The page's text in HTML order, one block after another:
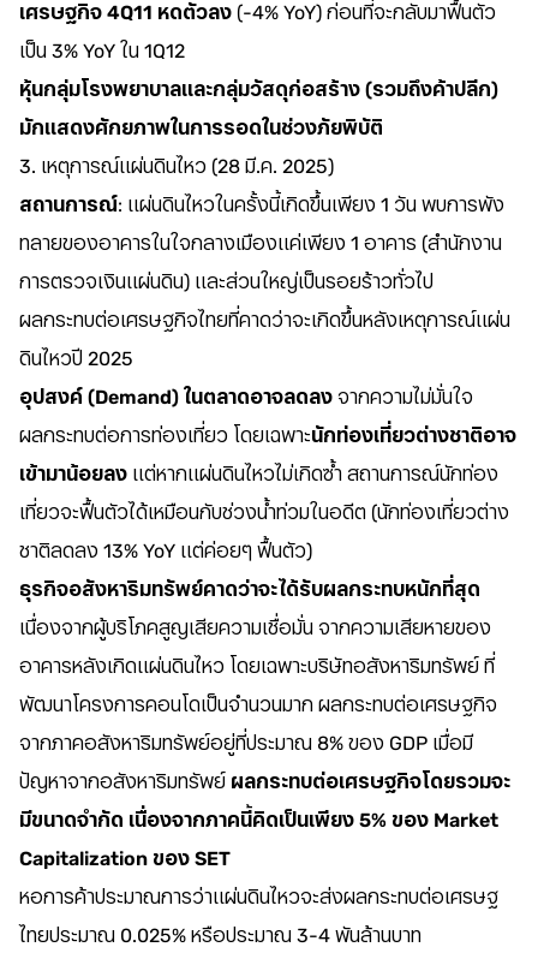
เศรษฐกิจ 4Q11 หดตัวลง (-4% YoY) ก่อนที่จะกลับมาฟื้นตัว
เป็น 3% YoY ใน 1Q12
หุ้นกลุ่มโรงพยาบาลและกลุ่มวัสดุก่อสร้าง (รวมถึงค้าปลีก)
มักแสดงศักยภาพในการรอดในช่วงภัยพิบัติ
3. เหตุการณ์แผ่นดินไหว (28 มี.ค. 2025)
สถานการณ์: แผ่นดินไหวในครั้งนี้เกิดขึ้นเพียง 1 วัน พบการพัง
ทลายของอาคารในใจกลางเมืองแค่เพียง 1 อาคาร (สำนักงาน
การตรวจเงินแผ่นดิน) และส่วนใหญ่เป็นรอยร้าวทั่วไป
ผลกระทบต่อเศรษฐกิจไทยที่คาดว่าจะเกิดขึ้นหลังเหตุการณ์แผ่น
ดินไหวปี 2025
อุปสงค์ (Demand) ในตลาดอาจลดลง จากความไม่มั่นใจ
ผลกระทบต่อการท่องเที่ยว โดยเฉพาะนักท่องเที่ยวต่างชาติอาจ
เข้ามาน้อยลง แต่หากแผ่นดินไหวไม่เกิดซ้ำ สถานการณ์นักท่อง
เที่ยวจะฟื้นตัวได้เหมือนกับช่วงน้ำท่วมในอดีต (นักท่องเที่ยวต่าง
ชาติลดลง 13% YoY แต่ค่อยๆ ฟื้นตัว)
ธุรกิจอสังหาริมทรัพย์คาดว่าจะได้รับผลกระทบหนักที่สุด
เนื่องจากผู้บริโภคสูญเสียความเชื่อมั่น จากความเสียหายของ
อาคารหลังเกิดแผ่นดินไหว โดยเฉพาะบริษัทอสังหาริมทรัพย์ ที่
พัฒนาโครงการคอนโดเป็นจำนวนมาก ผลกระทบต่อเศรษฐกิจ
จากภาคอสังหาริมทรัพย์อยู่ที่ประมาณ 8% ของ GDP เมื่อมี
ปัญหาจากอสังหาริมทรัพย์ ผลกระทบต่อเศรษฐกิจโดยรวมจะ
มีขนาดจำกัด เนื่องจากภาคนี้คิดเป็นเพียง 5% ของ Market
Capitalization ของ SET
หอการค้าประมาณการว่าแผ่นดินไหวจะส่งผลกระทบต่อเศรษฐ
ไทยประมาณ 0.025% หรือประมาณ 3-4 พันล้านบาท